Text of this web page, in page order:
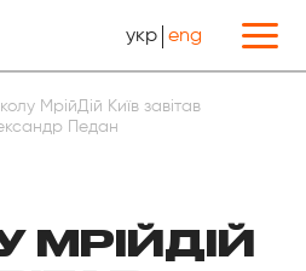
укр eng
МрійДій Київ завітав
Педан
МРІЙДІЙ